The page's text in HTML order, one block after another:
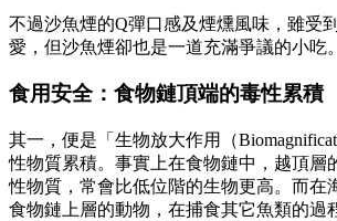
不過沙魚煙的Q彈口感及煙燻風味，雖受
愛，但沙魚煙卻也是一道充滿爭議的小吃。
食用安全：食物鏈頂端的毒性累積
其一，便是「生物放大作用（
性物質累積。事實上在食物鏈中，越頂層
性物質，常會比低位階的生物更高。而在
食物鏈上層的動物，在捕食其它魚類的過